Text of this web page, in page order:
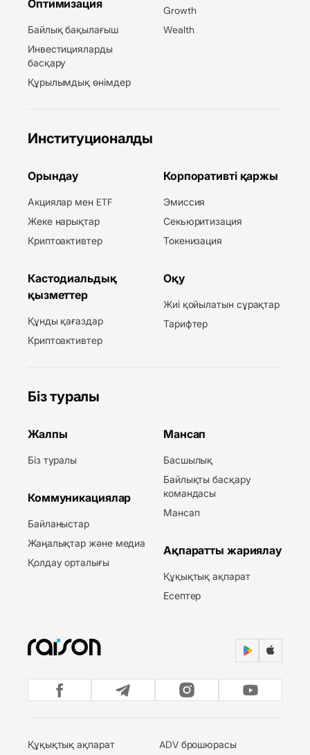
Оптимизация
Байлық бақылағыш
Инвестицияларды
басқару
Құрылымдық өнімдер
Growth
Wealth
Институционалды
Орындау
Акциялар мен ETF
Жеке нарықтар
Криптоактивтер
Кастодиальдық
қызметтер
Құнды қағаздар
Криптоактивтер
Корпоративті қаржы
Эмиссия
Секьюритизация
Токенизация
Оқу
Жиі қойылатын сұрақтар
Тарифтер
Біз туралы
Жалпы
Біз туралы
Коммуникациялар
Байланыстар
Жаңалықтар және медиа
Қолдау орталығы
Мансап
Басшылық
Байлықты басқару
командасы
Мансап
Ақпаратты жариялау
Құқықтық ақпарат
Есептер
Құқықтық ақпарат ADV брошюрасы